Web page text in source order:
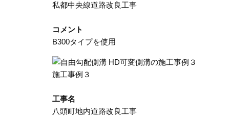
私都中央線道路改良工事
コメント
B300タイプを使用
施工事例３
工事名
八頭町地内道路改良工事